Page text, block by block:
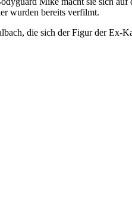
wurden bereits verfilmt.
die sich der Figur der Ex-